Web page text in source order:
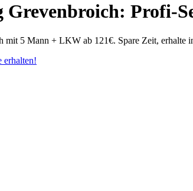
Grevenbroich: Profi-
mit 5 Mann + LKW ab 121€. Spare Zeit, erhalte
erhalten!